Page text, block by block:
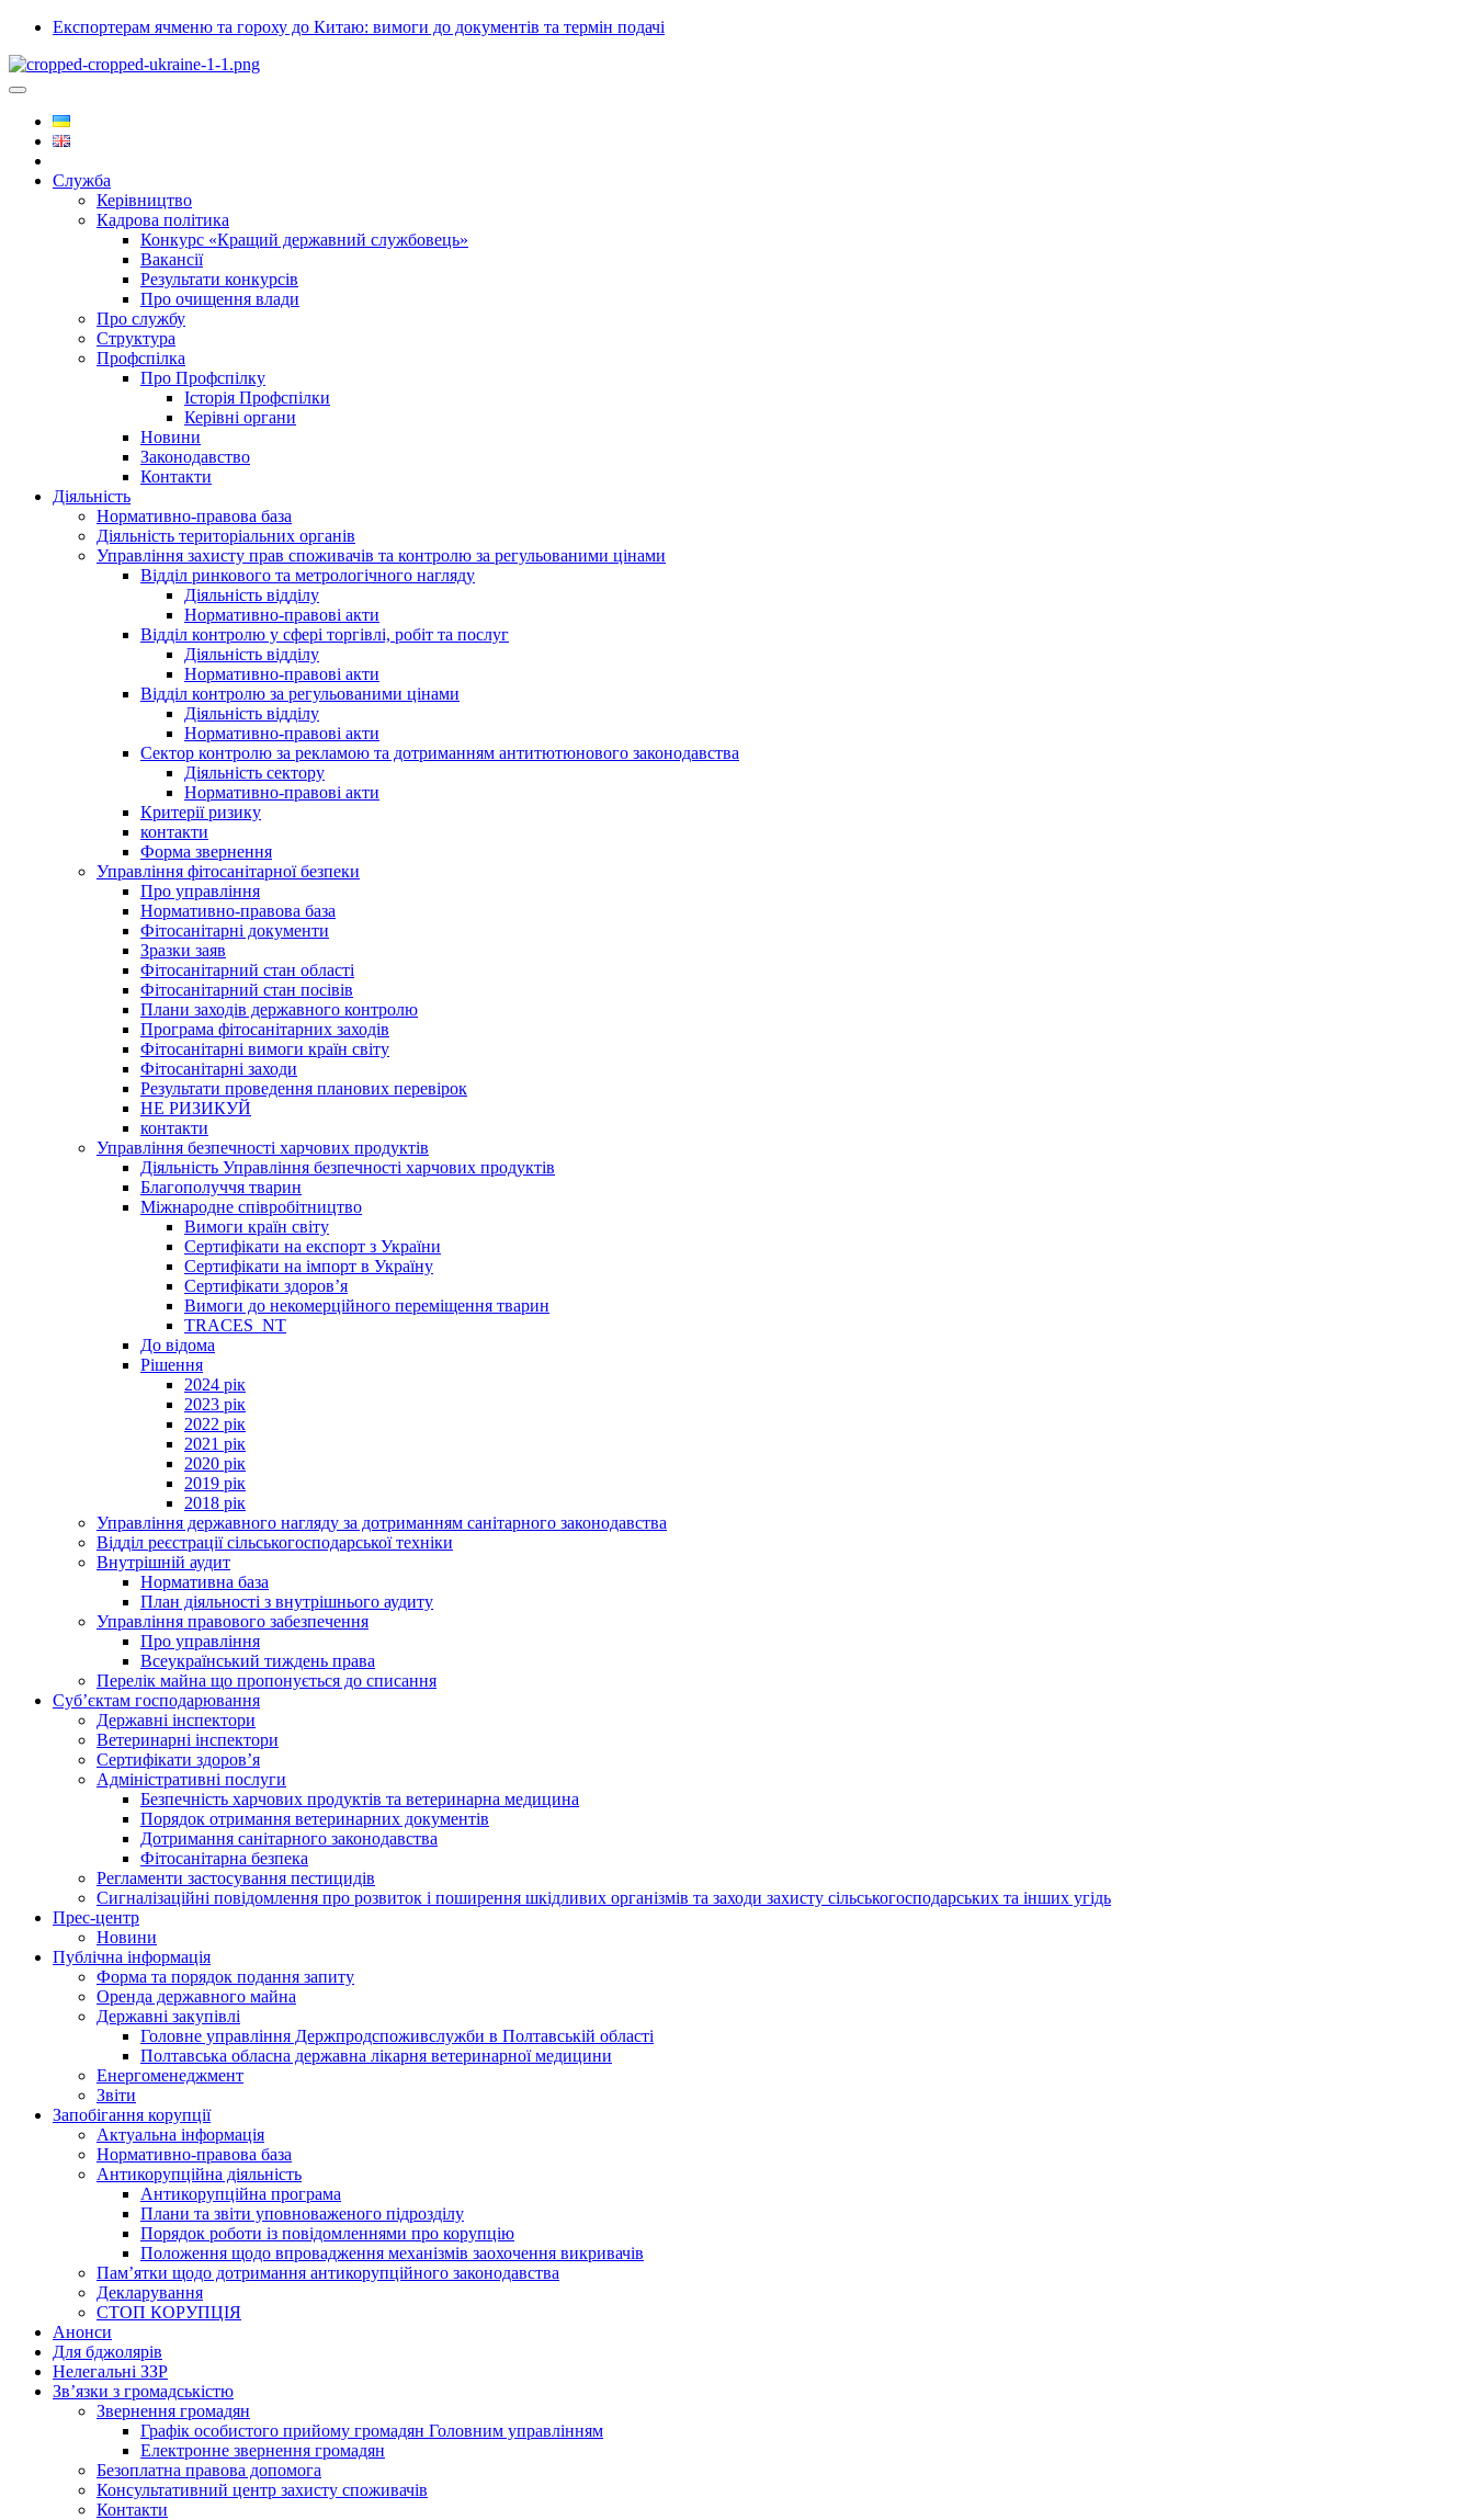
Експортерам ячменю та гороху до Китаю: вимоги до документів та термін подачі
Служба
Керівництво
Кадрова політика
Конкурс «Кращий державний службовець»
Вакансії
Результати конкурсів
Про очищення влади
Про службу
Структура
Профспілка
Про Профспілку
Історія Профспілки
Керівні органи
Новини
Законодавство
Контакти
Діяльність
Нормативно-правова база
Діяльність територіальних органів
Управління захисту прав споживачів та контролю за регульованими цінами
Відділ ринкового та метрологічного нагляду
Діяльність відділу
Нормативно-правові акти
Відділ контролю у сфері торгівлі, робіт та послуг
Діяльність відділу
Нормативно-правові акти
Відділ контролю за регульованими цінами
Діяльність відділу
Нормативно-правові акти
Сектор контролю за рекламою та дотриманням антитютюнового законодавства
Діяльність сектору
Нормативно-правові акти
Критерії ризику
контакти
Форма звернення
Управління фітосанітарної безпеки
Про управління
Нормативно-правова база
Фітосанітарні документи
Зразки заяв
Фітосанітарний стан області
Фітосанітарний стан посівів
Плани заходів державного контролю
Програма фітосанітарних заходів
Фітосанітарні вимоги країн світу
Фітосанітарні заходи
Результати проведення планових перевірок
НЕ РИЗИКУЙ
контакти
Управління безпечності харчових продуктів
Діяльність Управління безпечності харчових продуктів
Благополуччя тварин
Міжнародне співробітництво
Вимоги країн світу
Сертифікати на експорт з України
Сертифікати на імпорт в Україну
Сертифікати здоров’я
Вимоги до некомерційного переміщення тварин
TRACES_NT
До відома
Рішення
2024 рік
2023 рік
2022 рік
2021 рік
2020 рік
2019 рік
2018 рік
Управління державного нагляду за дотриманням санітарного законодавства
Відділ реєстрації сільськогосподарської техніки
Внутрішній аудит
Нормативна база
План діяльності з внутрішнього аудиту
Управління правового забезпечення
Про управління
Всеукраїнський тиждень права
Перелік майна що пропонується до списання
Суб’єктам господарювання
Державні інспектори
Ветеринарні інспектори
Сертифікати здоров’я
Адміністративні послуги
Безпечність харчових продуктів та ветеринарна медицина
Порядок отримання ветеринарних документів
Дотримання санітарного законодавства
Фітосанітарна безпека
Регламенти застосування пестицидів
Сигналізаційні повідомлення про розвиток і поширення шкідливих організмів та заходи захисту сільськогосподарських та інших угідь
Прес-центр
Новини
Публічна інформація
Форма та порядок подання запиту
Оренда державного майна
Державні закупівлі
Головне управління Держпродспоживслужби в Полтавській області
Полтавська обласна державна лікарня ветеринарної медицини
Енергоменеджмент
Звіти
Запобігання корупції
Актуальна інформація
Нормативно-правова база
Антикорупційна діяльність
Антикорупційна програма
Плани та звіти уповноваженого підрозділу
Порядок роботи із повідомленнями про корупцію
Положення щодо впровадження механізмів заохочення викривачів
Пам’ятки щодо дотримання антикорупційного законодавства
Декларування
СТОП КОРУПЦІЯ
Анонси
Для бджолярів
Нелегальні ЗЗР
Зв’язки з громадськістю
Звернення громадян
Графік особистого прийому громадян Головним управлінням
Електронне звернення громадян
Безоплатна правова допомога
Консультативний центр захисту споживачів
Контакти